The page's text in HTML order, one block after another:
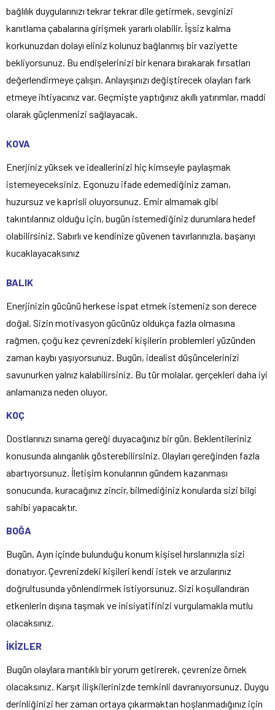
bağlılık duygularınızı tekrar tekrar dile getirmek, sevginizi
kanıtlama çabalarına girişmek yararlı olabilir. İşsiz kalma
korkunuzdan dolayı eliniz kolunuz bağlanmış bir vaziyette
bekliyorsunuz. Bu endişelerinizi bir kenara bırakarak fırsatları
değerlendirmeye çalışın. Anlayışınızı değiştirecek olayları fark
etmeye ihtiyacınız var. Geçmişte yaptığınız akıllı yatırımlar, maddi
olarak güçlenmenizi sağlayacak.
KOVA
Enerjiniz yüksek ve ideallerinizi hiç kimseyle paylaşmak
istemeyeceksiniz. Egonuzu ifade edemediğiniz zaman,
huzursuz ve kaprisli oluyorsunuz. Emir almamak gibi
takıntılarınız olduğu için, bugün istemediğiniz durumlara hedef
olabilirsiniz. Sabırlı ve kendinize güvenen tavırlarınızla, başarıyı
kucaklayacaksınız
BALIK
Enerjinizin gücünü herkese ispat etmek istemeniz son derece
doğal. Sizin motivasyon gücünüz oldukça fazla olmasına
rağmen, çoğu kez çevrenizdeki kişilerin problemleri yüzünden
zaman kaybı yaşıyorsunuz. Bugün, idealist düşüncelerinizi
savunurken yalnız kalabilirsiniz. Bu tür molalar, gerçekleri daha iyi
anlamanıza neden oluyor.
KOÇ
Dostlarınızı sınama gereği duyacağınız bir gün. Beklentileriniz
konusunda alınganlık gösterebilirsiniz. Olayları gereğinden fazla
abartıyorsunuz. İletişim konularının gündem kazanması
sonucunda, kuracağınız zincir, bilmediğiniz konularda sizi bilgi
sahibi yapacaktır.
BOĞA
Bugün, Ayın içinde bulunduğu konum kişisel hırslarınızla sizi
donatıyor. Çevrenizdeki kişileri kendi istek ve arzularınız
doğrultusunda yönlendirmek istiyorsunuz. Sizi koşullandıran
etkenlerin dışına taşmak ve inisiyatifinizi vurgulamakla mutlu
olacaksınız.
İKİZLER
Bugün olaylara mantıklı bir yorum getirerek, çevrenize örnek
olacaksınız. Karşıt ilişkilerinizde temkinli davranıyorsunuz. Duygu
derinliğinizi her zaman ortaya çıkarmaktan hoşlanmadığınız için